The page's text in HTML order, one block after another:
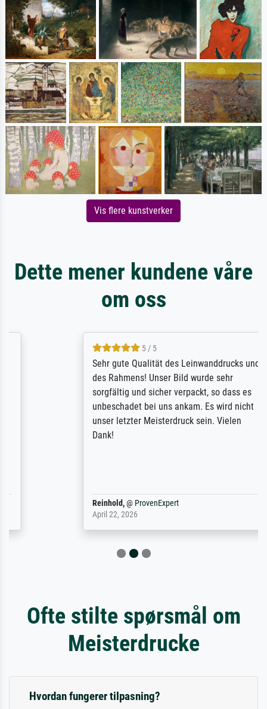
Vis flere kunstverker
Dette mener kundene våre
om oss
5 / 5
Sehr gute Qualität des Leinwanddrucks und
des Rahmens! Unser Bild wurde sehr
sorgfältig und sicher verpackt, so dass es
unbeschadet bei uns ankam. Es wird nicht
unser letzter Meisterdruck sein. Vielen
ProvenExpert
April 22, 2026
Ofte stilte spørsmål om
Meisterdrucke
Hvordan fungerer tilpasning?